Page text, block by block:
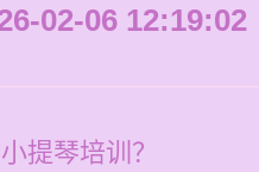
02-06 12:19:02
提琴培训？